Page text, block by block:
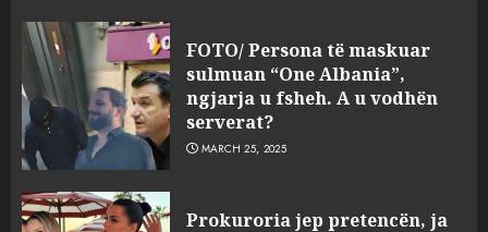
FOTO/ Persona të maskuar
sulmuan “One Albania”,
ngjarja u fsheh. A u vodhën
serverat?
MARCH 25, 2025
Prokuroria jep pretencën, ja